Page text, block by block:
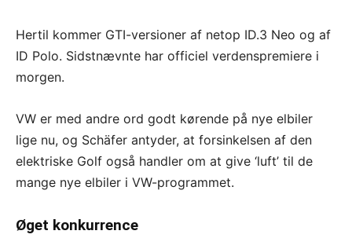
Hertil kommer GTI-versioner af netop ID.3 Neo og af
ID Polo. Sidstnævnte har officiel verdenspremiere i
morgen.
VW er med andre ord godt kørende på nye elbiler
lige nu, og Schäfer antyder, at forsinkelsen af den
elektriske Golf også handler om at give ‘luft’ til de
mange nye elbiler i VW-programmet.
Øget konkurrence